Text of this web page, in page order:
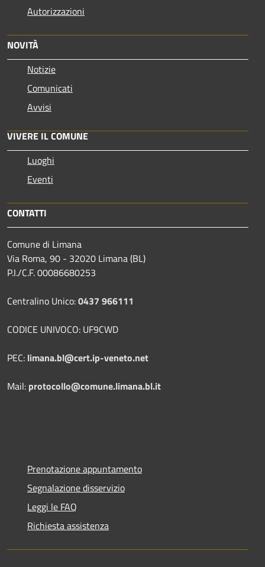
Autorizzazioni
NOVITÀ
Notizie
Comunicati
Avvisi
VIVERE IL COMUNE
Luoghi
Eventi
CONTATTI
Comune di Limana
Via Roma, 90 - 32020 Limana (BL)
P.I./C.F. 00086680253
Centralino Unico:0437 966111
CODICE UNIVOCO: UF9CWD
PEC: limana.bl@cert.ip-veneto.net
Mail: protocollo@comune.limana.bl.it
Prenotazione appuntamento
Segnalazione disservizio
Leggi le FAQ
Richiesta assistenza